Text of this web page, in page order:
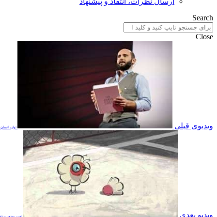
Search
Close
ویدیوی قبلی تولید
ویدیو بعدی